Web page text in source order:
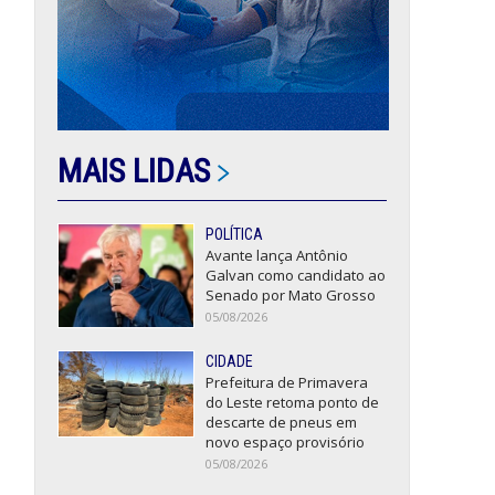
MAIS LIDAS
POLÍTICA
Avante lança Antônio
Galvan como candidato ao
Senado por Mato Grosso
05/08/2026
CIDADE
Prefeitura de Primavera
do Leste retoma ponto de
descarte de pneus em
novo espaço provisório
05/08/2026